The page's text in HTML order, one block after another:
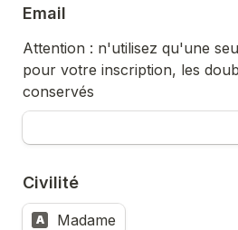
Email
Attention : n'utilisez qu'une
pour votre inscription, les
conservés
Civilité
A Madame